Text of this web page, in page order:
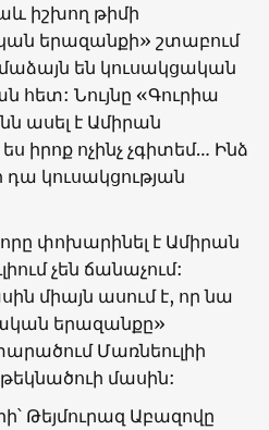
իշխող թիմի
երազանքի» շտաբում
են կուսակցական
հետ: Նույնը «Գուրիա
ասել է Ամիրան
իրոք ոչինչ չգիտեմ… Ինձ
կուսակցության
փոխարինել է Ամիրան
չեն ճանաչում:
միայն ասում է, որ նա
երազանքը»
Մառնեուլիի
մասին:
Թեյմուրազ Աբազովը